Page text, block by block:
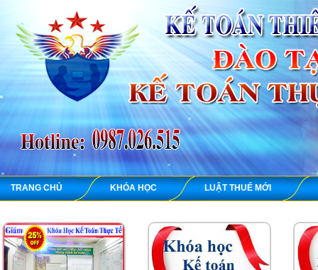
TRANG CHỦ KHÓA HỌC LUẬT THUẾ MỚI